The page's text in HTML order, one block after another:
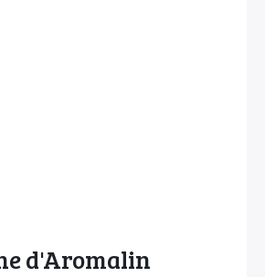
d'Aromalin